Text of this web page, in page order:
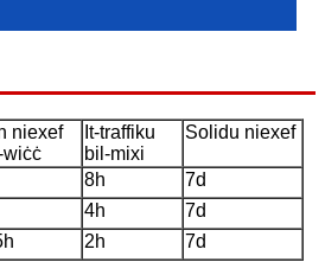
niexef
wiċċ
It-traffiku
bil-mixi
Solidu niexef
8h
7d
4h
7d
2h 7d